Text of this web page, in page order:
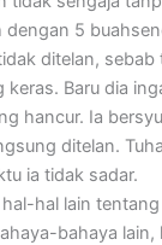
dengan 5
ditelan, sebab
keras. Baru dia
hancur. Ia
ditelan.
ia tidak sadar.
hal-hal lain
bahaya lain,